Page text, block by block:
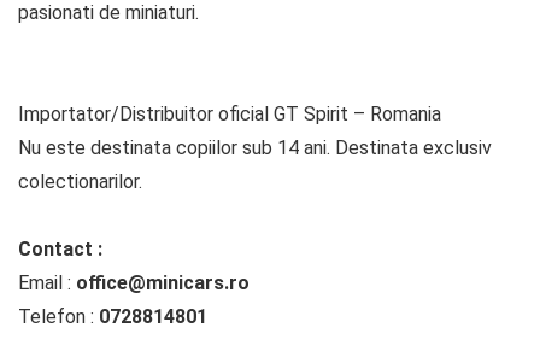
pasionati de miniaturi.
Importator/Distribuitor oficial GT Spirit – Romania
Nu este destinata copiilor sub 14 ani. Destinata exclusiv
colectionarilor.
Contact :
Email : office@minicars.ro
Telefon : 0728814801